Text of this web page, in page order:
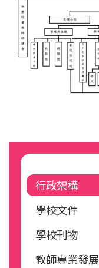
Main
navigation
行政架構
學校文件
學校刊物
教師專業發展